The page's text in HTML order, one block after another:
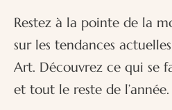
Restez à la pointe de la
sur les tendances
Art. Découvrez ce qui se
et tout le reste de l’année.